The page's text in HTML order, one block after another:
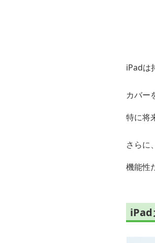
iPadは
カバー
特に将
さらに
機能性
iPad